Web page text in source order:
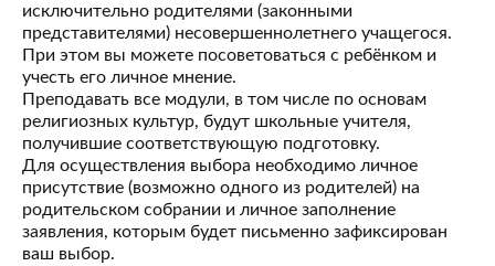
исключительно родителями (законными
представителями) несовершеннолетнего учащегося.
При этом вы можете посоветоваться с ребёнком и
учесть его личное мнение.
Преподавать все модули, в том числе по основам
религиозных культур, будут школьные учителя,
получившие соответствующую подготовку.
Для осуществления выбора необходимо личное
присутствие (возможно одного из родителей) на
родительском собрании и личное заполнение
заявления, которым будет письменно зафиксирован
ваш выбор.